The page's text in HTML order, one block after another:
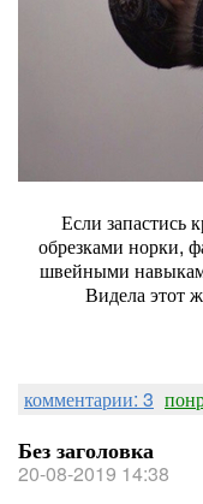
Если запастись
обрезками норки,
швейными
Видела этот
комментарии: 3
Без заголовка
20-08-2019 14:38